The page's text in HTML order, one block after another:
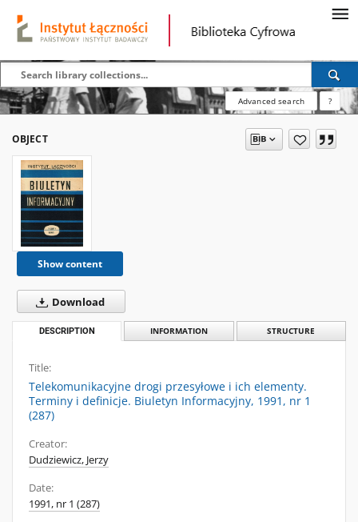
Advanced search ?
OBJECT
Show content
Download
DESCRIPTION INFORMATION STRUCTURE
Title:
Telekomunikacyjne drogi przesyłowe i ich elementy.
Terminy i definicje. Biuletyn Informacyjny, 1991, nr 1
(287)
Creator:
Dudziewicz, Jerzy
Date:
1991, nr 1 (287)